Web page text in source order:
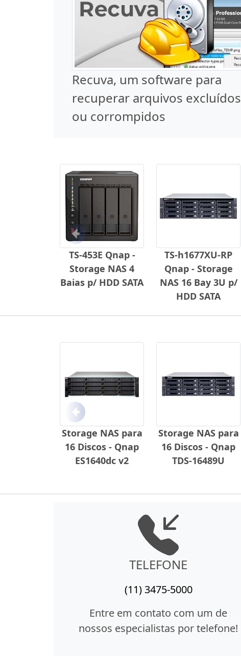
Recuva, um software para
recuperar arquivos excluídos
ou corrompidos
TS-453E Qnap -
Storage NAS 4
Baias p/ HDD SATA
TS-h1677XU-RP
Qnap - Storage
NAS 16 Bay 3U p/
HDD SATA
Anterior
Storage NAS para
16 Discos - Qnap
ES1640dc v2
Storage NAS para
16 Discos - Qnap
TDS-16489U
Anterior
TELEFONE
(11) 3475-5000
Entre em contato com um de
nossos especialistas por telefone!